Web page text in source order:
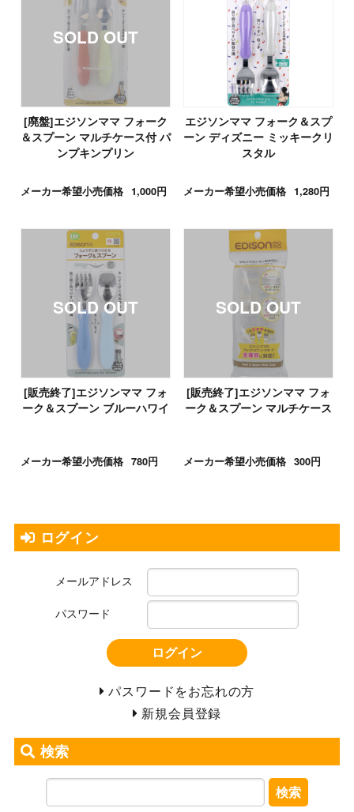
[廃盤]エジソンママ フォーク
＆スプーン マルチケース付 パ
ンプキンプリン
メーカー希望小売価格 1,000円
エジソンママ フォーク＆スプ
ーン ディズニー ミッキークリ
スタル
メーカー希望小売価格 1,280円
[販売終了]エジソンママ フォ
ーク＆スプーン ブルーハワイ
メーカー希望小売価格 780円
[販売終了]エジソンママ フォ
ーク＆スプーン マルチケース
メーカー希望小売価格 300円
ログイン
メールアドレス
パスワード
ログイン
パスワードをお忘れの方
新規会員登録
検索
検索